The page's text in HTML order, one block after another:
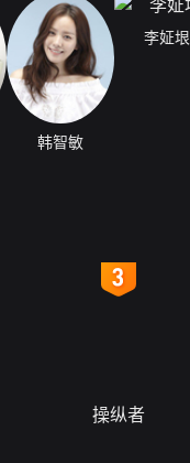
韩智敏
李姃垠
操纵者